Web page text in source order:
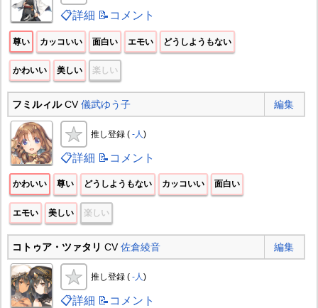
📋詳細 📝コメント
尊い カッコいい 面白い エモい どうしようもない
かわいい 美しい 楽しい
フミルィルCV儀武ゆう子 編集
推し登録 ( -人)
📋詳細 📝コメント
かわいい 尊い どうしようもない カッコいい 面白い
エモい 美しい 楽しい
コトゥア・ツァタリ CV佐倉綾音 編集
推し登録 ( -人)
📋詳細 📝コメント